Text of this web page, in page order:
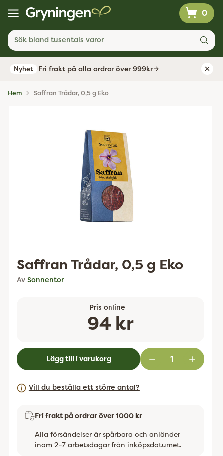
0
Sök bland tusentals varor
Nyhet Fri frakt på alla ordrar över 999kr
Hem Saffran Trådar, 0,5 g Eko
Saffran Trådar, 0,5 g Eko
Av Sonnentor
Pris online
Ordinarie
pris
94 kr
Lägg till i varukorg
Vill du beställa ett större antal?
Fri frakt på ordrar över 1000 kr
Alla försändelser är spårbara och anländer
inom 2-7 arbetsdagar från inköpsdatumet.